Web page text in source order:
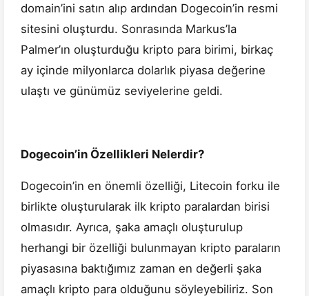
domain’ini satın alıp ardından Dogecoin’in resmi
sitesini oluşturdu. Sonrasında Markus’la
Palmer’ın oluşturduğu kripto para birimi, birkaç
ay içinde milyonlarca dolarlık piyasa değerine
ulaştı ve günümüz seviyelerine geldi.
Dogecoin’in Özellikleri Nelerdir?
Dogecoin’in en önemli özelliği, Litecoin forku ile
birlikte oluşturularak ilk kripto paralardan birisi
olmasıdır. Ayrıca, şaka amaçlı oluşturulup
herhangi bir özelliği bulunmayan kripto paraların
piyasasına baktığımız zaman en değerli şaka
amaçlı kripto para olduğunu söyleyebiliriz. Son